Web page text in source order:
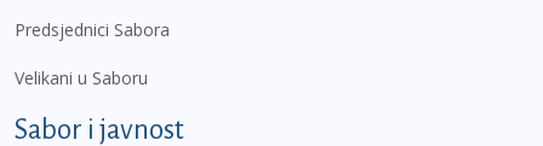
Predsjednici Sabora
Velikani u Saboru
Sabor i javnost